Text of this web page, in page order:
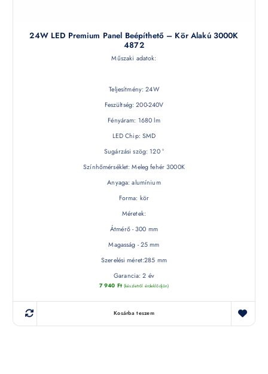
24W LED Premium Panel Beépíthető – Kör Alakú 3000K
4872
Műszaki adatok:
Teljesítmény: 24W
Feszültség: 200-240V
Fényáram: 1680 lm
LED Chip: SMD
Sugárzási szög: 120 °
Színhőmérséklet: Meleg fehér 3000K
Anyaga: alumínium
Forma: kör
Méretek:
Átmérő - 300 mm
Magasság - 25 mm
Szerelési méret:285 mm
Garancia: 2 év
7 940 Ft (készletről érdeklődjön)
Kosárba teszem